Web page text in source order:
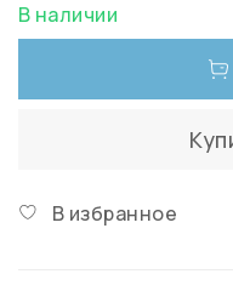
В наличии
В избранное